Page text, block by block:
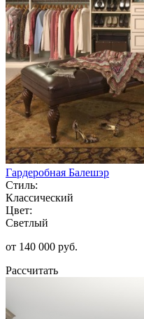
Гардеробная Балешэр
Стиль:
Классический
Цвет:
Светлый
от 140 000 руб.
Рассчитать